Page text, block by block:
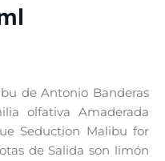
de Antonio Banderas
olfativa Amaderada
Seduction Malibu for
de Salida son limón